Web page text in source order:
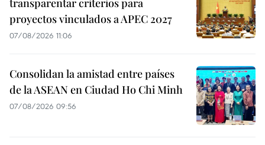
transparentar criterios para
proyectos vinculados a APEC 2027
07/08/2026 11:06
Consolidan la amistad entre países
de la ASEAN en Ciudad Ho Chi Minh
07/08/2026 09:56